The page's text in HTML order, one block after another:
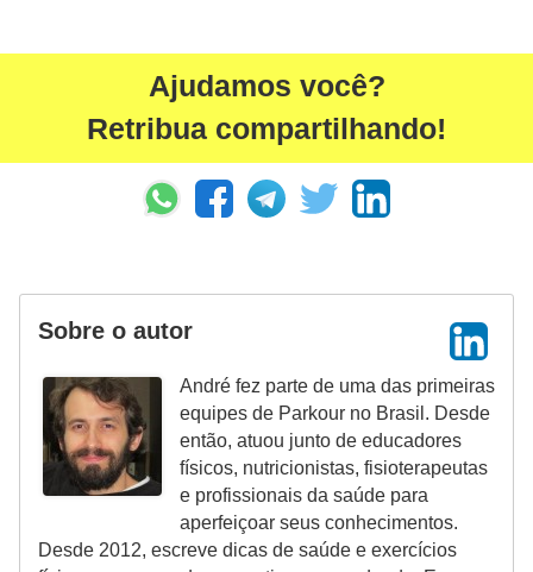
Ajudamos você?
Retribua compartilhando!
Sobre o autor
André fez parte de uma das primeiras
equipes de Parkour no Brasil. Desde
então, atuou junto de educadores
físicos, nutricionistas, fisioterapeutas
e profissionais da saúde para
aperfeiçoar seus conhecimentos.
Desde 2012, escreve dicas de saúde e exercícios